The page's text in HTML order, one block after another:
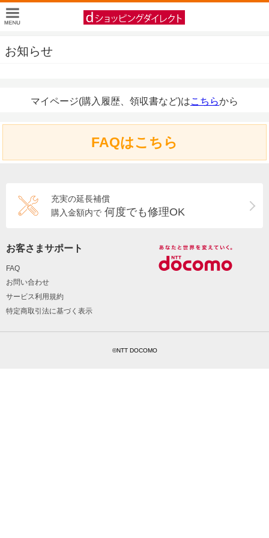
お知らせ
マイページ(購入履歴、領収書など)はこちらから
FAQはこちら
充実の延長補償
購入金額内で 何度でも修理OK
お客さまサポート
FAQ
お問い合わせ
サービス利用規約
特定商取引法に基づく表示
©NTT DOCOMO